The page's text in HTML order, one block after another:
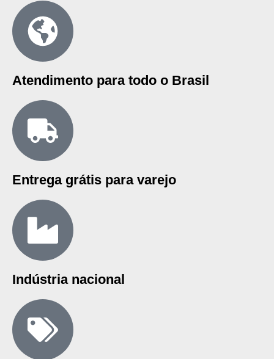
Atendimento para todo o Brasil
Entrega grátis para varejo
Indústria nacional